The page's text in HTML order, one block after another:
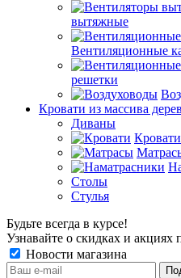
вытяжные
Вентиляционные
решетки
Кровати из массива
Диваны
Кровати
Столы
Стулья
Будьте всегда в курсе!
Узнавайте о скидках и акциях
Новости магазина